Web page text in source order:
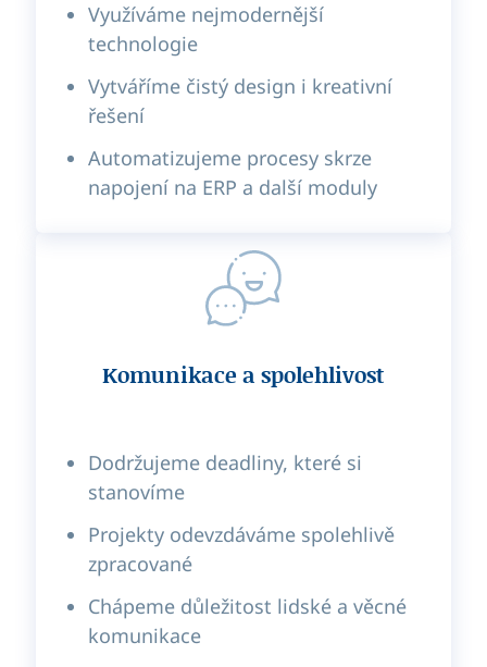
Využíváme nejmodernější
technologie
Vytváříme čistý design i kreativní
řešení
Automatizujeme procesy skrze
napojení na ERP a další moduly
Komunikace a spolehlivost
Dodržujeme deadliny, které si
stanovíme
Projekty odevzdáváme spolehlivě
zpracované
Chápeme důležitost lidské a věcné
komunikace